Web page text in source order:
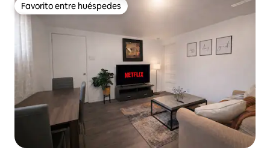
Favorito entre huéspedes
Favorito entre huéspedes